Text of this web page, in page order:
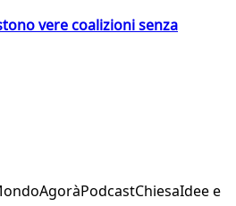
vere coalizioni senza
AgoràPodcastChiesaIdee e